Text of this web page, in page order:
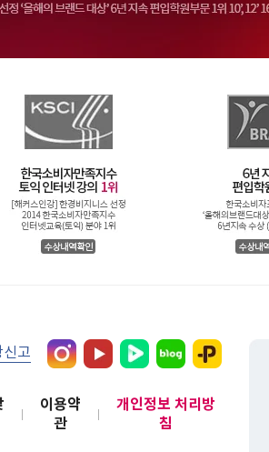
신고
이용약
관
개인정보 처리방
침